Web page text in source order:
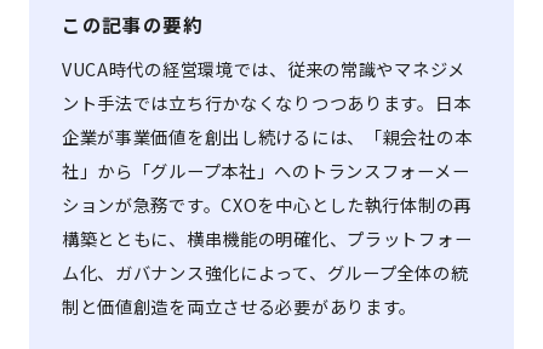
この記事の要約
VUCA時代の経営環境では、従来の常識やマネジメ
ント手法では立ち行かなくなりつつあります。日本
企業が事業価値を創出し続けるには、「親会社の本
社」から「グループ本社」へのトランスフォーメー
ションが急務です。CXOを中心とした執行体制の再
構築とともに、横串機能の明確化、プラットフォー
ム化、ガバナンス強化によって、グループ全体の統
制と価値創造を両立させる必要があります。